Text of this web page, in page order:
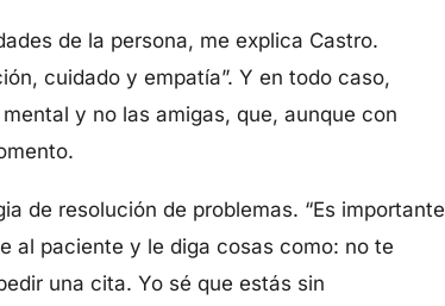
de la persona, me explica Castro.
cuidado y empatía”. Y en todo caso,
y no las amigas, que, aunque con
de resolución de problemas. “Es importante
al paciente y le diga cosas como: no te
una cita. Yo sé que estás sin